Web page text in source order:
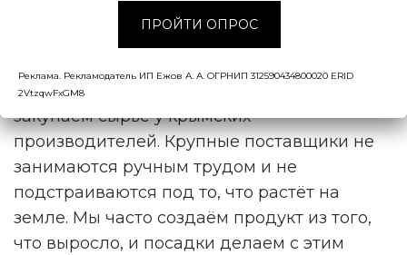
закупочной стоимости. Многие цельные
тем, что растёт в России. К примеру,
закупаем сырьё у крымских
производителей. Крупные поставщики не
занимаются ручным трудом и не
подстраиваются под то, что растёт на
земле. Мы часто создаём продукт из того,
что выросло, и посадки делаем с этим
ПРОЙТИ ОПРОС
Реклама. Рекламодатель ИП Ежов А. А. ОГРНИП 312590434800020 ERID
2VtzqwFxGM8